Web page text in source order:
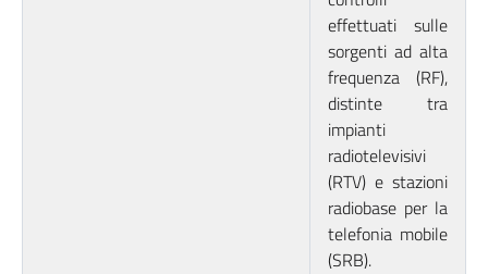
effettuati sulle
sorgenti ad alta
frequenza (RF),
distinte tra
impianti
radiotelevisivi
(RTV) e stazioni
radiobase per la
telefonia mobile
(SRB).